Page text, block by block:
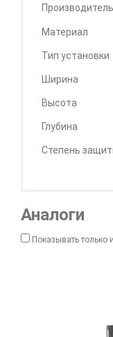
Материал
Тип установки
Ширина
Высота
Глубина
Степень
Аналоги
Показывать только